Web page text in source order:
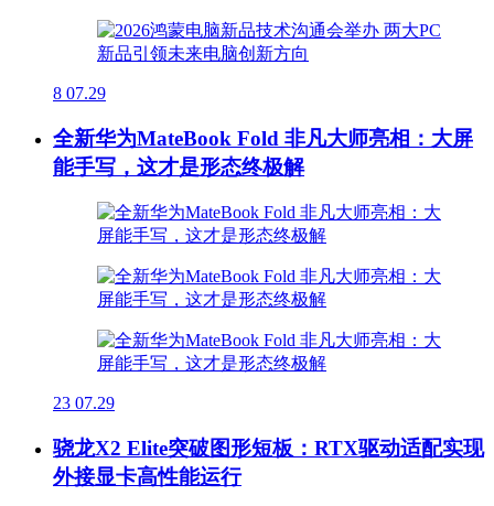
8 07.29
全新华为MateBook Fold 非凡大师亮相：大屏
能手写，这才是形态终极解
23 07.29
骁龙X2 Elite突破图形短板：RTX驱动适配实现
外接显卡高性能运行